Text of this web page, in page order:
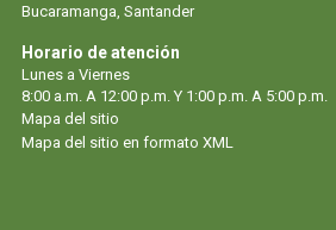
Bucaramanga, Santander
Horario de atención
Lunes a Viernes
8:00 a.m. A 12:00 p.m. Y 1:00 p.m. A 5:00 p.m.
Mapa del sitio
Mapa del sitio en formato XML